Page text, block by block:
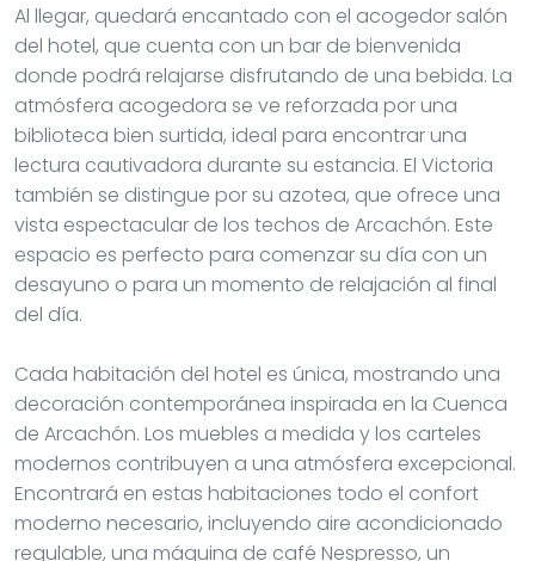
Al llegar, quedará encantado con el acogedor salón
del hotel, que cuenta con un bar de bienvenida
donde podrá relajarse disfrutando de una bebida. La
atmósfera acogedora se ve reforzada por una
biblioteca bien surtida, ideal para encontrar una
lectura cautivadora durante su estancia. El Victoria
también se distingue por su azotea, que ofrece una
vista espectacular de los techos de Arcachón. Este
espacio es perfecto para comenzar su día con un
desayuno o para un momento de relajación al final
del día.
Cada habitación del hotel es única, mostrando una
decoración contemporánea inspirada en la Cuenca
de Arcachón. Los muebles a medida y los carteles
modernos contribuyen a una atmósfera excepcional.
Encontrará en estas habitaciones todo el confort
moderno necesario, incluyendo aire acondicionado
regulable, una máquina de café Nespresso, un